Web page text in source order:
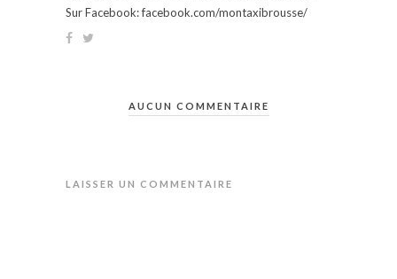
Sur Facebook: facebook.com/montaxibrousse/
AUCUN COMMENTAIRE
LAISSER UN COMMENTAIRE